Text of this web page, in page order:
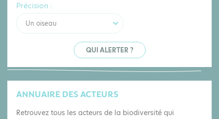
Précision :
Un oiseau
QUI ALERTER ?
ANNUAIRE DES ACTEURS
Retrouvez tous les acteurs de la biodiversité qui